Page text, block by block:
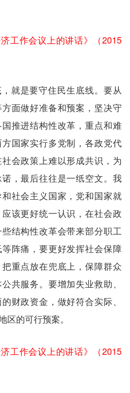
工作会议上的讲话》（2015
就是要守住民生底线。要从
面做好准备和预案，坚决守
推进结构性改革，重点和难
国家实行多党制，各政党代
会政策上难以形成共识，为
，最后往往是一纸空文。我
社会主义国家，党和国家就
该更好统一认识，在社会政
结构性改革会带来部分职工
阵痛，要更好发挥社会保障
重点放在兜底上，保障群众
共服务。要增加失业救助、
财政资金，做好符合实际、
区的可行预案。
工作会议上的讲话》（2015